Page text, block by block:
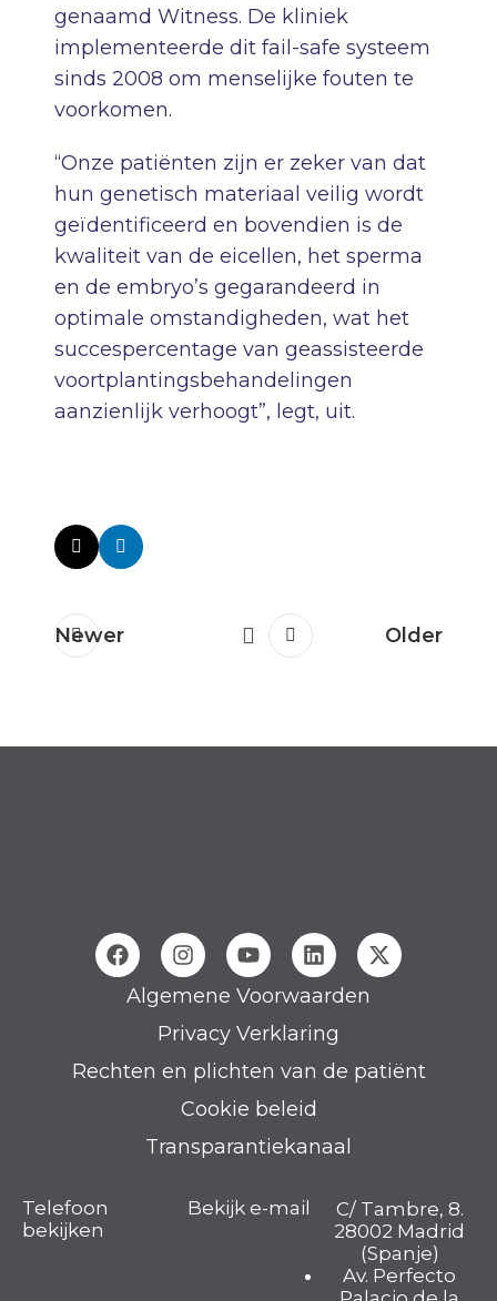
genaamd Witness. De kliniek
implementeerde dit fail-safe systeem
sinds 2008 om menselijke fouten te
voorkomen.
“Onze patiënten zijn er zeker van dat
hun genetisch materiaal veilig wordt
geïdentificeerd en bovendien is de
kwaliteit van de eicellen, het sperma
en de embryo’s gegarandeerd in
optimale omstandigheden, wat het
succespercentage van geassisteerde
voortplantingsbehandelingen
aanzienlijk verhoogt”, legt, uit.
Newer Older
Algemene Voorwaarden
Privacy Verklaring
Rechten en plichten van de patiënt
Cookie beleid
Transparantiekanaal
Telefoon
bekijken
Bekijk e-mail
C/ Tambre, 8.
28002 Madrid
(Spanje)
Av. Perfecto